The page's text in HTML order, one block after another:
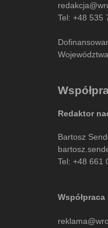
Tel: +48 535
Redaktor
Bartosz
Tel: +48 661